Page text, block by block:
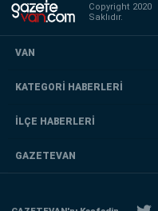
Copyright 2020
Saklıdır.
VAN
KATEGORİ HABERLERİ
İLÇE HABERLERİ
GAZETEVAN